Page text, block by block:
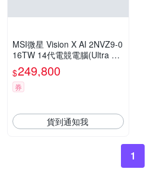
MSI微星 Vision X AI 2NVZ9-0
16TW 14代電競電腦(Ultra 9 2
85K/64G/2T SSD/RTX5090 V
ENTUS-32G/Win11P)
$249,800
券
貨到通知我
1